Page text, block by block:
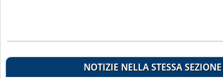
NOTIZIE NELLA STESSA SEZIONE